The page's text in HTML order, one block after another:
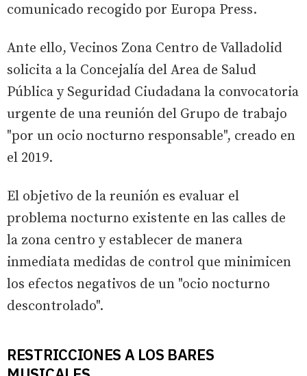
comunicado recogido por Europa Press.
Ante ello, Vecinos Zona Centro de Valladolid
solicita a la Concejalía del Area de Salud
Pública y Seguridad Ciudadana la convocatoria
urgente de una reunión del Grupo de trabajo
"por un ocio nocturno responsable", creado en
el 2019.
El objetivo de la reunión es evaluar el
problema nocturno existente en las calles de
la zona centro y establecer de manera
inmediata medidas de control que minimicen
los efectos negativos de un "ocio nocturno
descontrolado".
RESTRICCIONES A LOS BARES